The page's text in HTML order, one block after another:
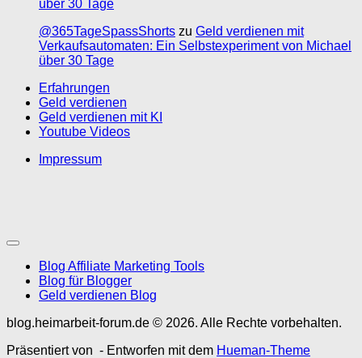
über 30 Tage
@365TageSpassShorts zu Geld verdienen mit
Verkaufsautomaten: Ein Selbstexperiment von Michael
über 30 Tage
Erfahrungen
Geld verdienen
Geld verdienen mit KI
Youtube Videos
Impressum
Blog Affiliate Marketing Tools
Blog für Blogger
Geld verdienen Blog
blog.heimarbeit-forum.de © 2026. Alle Rechte vorbehalten.
Präsentiert von - Entworfen mit dem Hueman-Theme